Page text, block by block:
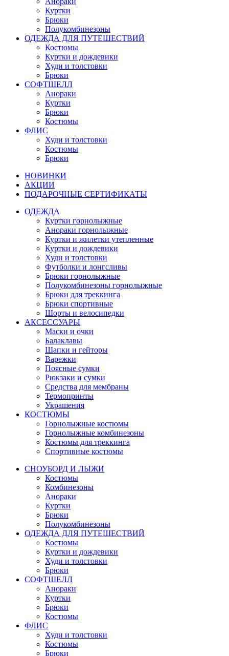
Куртки
Брюки
Полукомбинезоны
ОДЕЖДА ДЛЯ ПУТЕШЕСТВИЙ
Костюмы
Куртки и дождевики
Худи и толстовки
Брюки
СОФТШЕЛЛ
Анораки
Куртки
Брюки
Костюмы
ФЛИС
Худи и толстовки
Костюмы
Брюки
НОВИНКИ
АКЦИИ
ПОДАРОЧНЫЕ СЕРТИФИКАТЫ
ОДЕЖДА
Куртки горнолыжные
Анораки горнолыжные
Куртки и жилетки утепленные
Куртки и дождевики
Худи и толстовки
Футболки и лонгсливы
Брюки горнолыжные
Полукомбинезоны горнолыжные
Брюки для треккинга
Брюки спортивные
Шорты и велосипедки
АКСЕССУАРЫ
Маски и очки
Балаклавы
Шапки и гейторы
Варежки
Поясные сумки
Рюкзаки и сумки
Средства для мембраны
Термопринты
Украшения
КОСТЮМЫ
Горнолыжные костюмы
Горнолыжные комбинезоны
Костюмы для треккинга
Спортивные костюмы
СНОУБОРД И ЛЫЖИ
Костюмы
Комбинезоны
Анораки
Куртки
Брюки
Полукомбинезоны
ОДЕЖДА ДЛЯ ПУТЕШЕСТВИЙ
Костюмы
Куртки и дождевики
Худи и толстовки
Брюки
СОФТШЕЛЛ
Анораки
Куртки
Брюки
Костюмы
ФЛИС
Худи и толстовки
Костюмы
Брюки